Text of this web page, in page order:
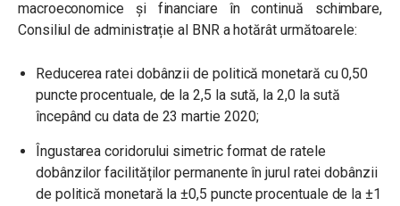
macroeconomice și financiare în continuă schimbare,
Consiliul de administrație al BNR a hotărât următoarele:
Reducerea ratei dobânzii de politică monetară cu 0,50
puncte procentuale, de la 2,5 la sută, la 2,0 la sută
începând cu data de 23 martie 2020;
Îngustarea coridorului simetric format de ratele
dobânzilor facilităților permanente în jurul ratei dobânzii
de politică monetară la ±0,5 puncte procentuale de la ±1